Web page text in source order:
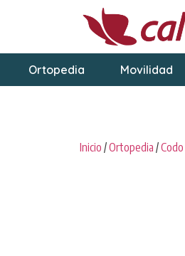
Ortopedia Movilidad
Inicio /Ortopedia /Codo